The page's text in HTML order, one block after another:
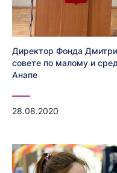
Директор Фонда
совете по малому и
Анапе
28.08.2020